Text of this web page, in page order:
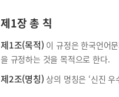
제1장 총 칙
제1조(목적) 이 규정은 한국언어
을 규정하는 것을 목적으로 한다.
제2조(명칭) 상의 명칭은 ‘신진 우